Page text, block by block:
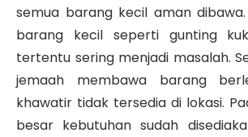
semua barang kecil aman
barang kecil seperti gunting
tertentu sering menjadi masalah.
jemaah membawa barang
khawatir tidak tersedia di lokasi.
besar kebutuhan sudah